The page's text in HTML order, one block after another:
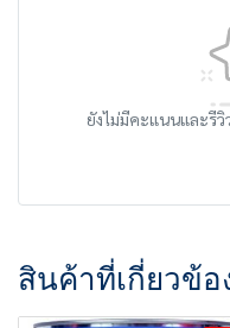
ยังไม่มีคะแนนและรี
สินค้าที่เกี่ยวข้อ